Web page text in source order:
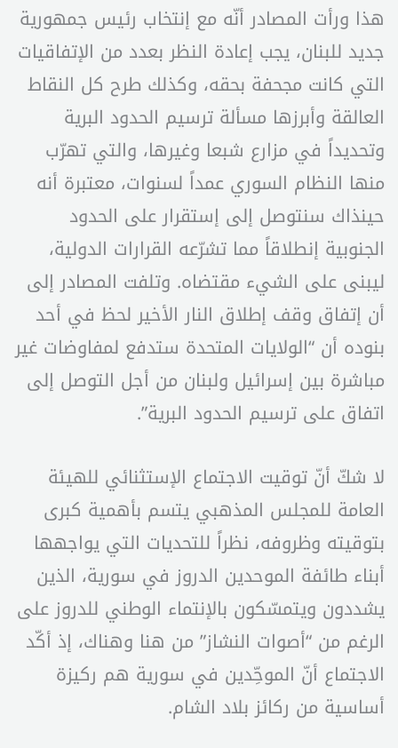
هذا ورأت المصادر أنّه مع إنتخاب رئيس جمهورية
جديد للبنان، يجب إعادة النظر بعدد من الإتفاقيات
التي كانت مجحفة بحقه، وكذلك طرح كل النقاط
العالقة وأبرزها مسألة ترسيم الحدود البرية
وتحديداً في مزارع شبعا وغيرها، والتي تهرّب
منها النظام السوري عمداً لسنوات، معتبرة أنه
حينذاك سنتوصل إلى إستقرار على الحدود
الجنوبية إنطلاقاً مما تشرّعه القرارات الدولية،
ليبنى على الشيء مقتضاه. وتلفت المصادر إلى
أن إتفاق وقف إطلاق النار الأخير لحظ في أحد
بنوده أن “الولايات المتحدة ستدفع لمفاوضات غير
مباشرة بين إسرائيل ولبنان من أجل التوصل إلى
اتفاق على ترسيم الحدود البرية”.
لا شكّ أنّ توقيت الاجتماع الإستثنائي للهيئة
العامة للمجلس المذهبي يتسم بأهمية كبرى
بتوقيته وظروفه، نظراً للتحديات التي يواجهها
أبناء طائفة الموحدين الدروز في سورية، الذين
يشددون ويتمسّكون بالإنتماء الوطني للدروز على
الرغم من “أصوات النشاز” من هنا وهناك، إذ أكّد
الاجتماع أنّ الموحِّدين في سورية هم ركيزة
أساسية من ركائز بلاد الشام.